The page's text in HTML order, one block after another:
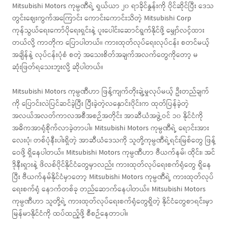
Mitsubishi Motors ကုမ္ပဏီရဲ့ ရှယ်ယာ ၂၀ ရာခိုင်နှုန်းကို ပိုင်ဆိုင်ပြီး ဒေသ
တွင်းဈေးကွက်အကြောင်း ကောင်းကောင်းသိတဲ့ Mitsubishi Corp
ကုန်သွယ်ရေးကော်ပိုရေးရှင်းနဲ့ ပူးပေါင်းဆောင်ရွက်နိုင်ဖို့ မျှော်လင့်ထား
တယ်လို့ ကာတိုက ပြောပါတယ်။ ကားထုတ်လုပ်ရေးလုပ်ငန်း စတင်မယ့်
အချိန်နဲ့ လုပ်ငန်းပုံစံ စတဲ့ အသေးစိတ်အချက်အလက်တွေကိုတော့ မ
ဆုံးဖြတ်ရသေးဘူးလို့ ဆိုပါတယ်။
Mitsubishi Motors ကုမ္ပဏီဟာ ဖြန့်ကျက်တိုးချဲ့မှုလုပ်မယ့် ဦးတည်ချက်
ကို ပြောင်းလဲပြင်ဆင်ခဲ့ပြီး ပြီးခဲ့တဲ့လနှောင်းပိုင်းက ထုတ်ပြန်ခဲ့တဲ့
အလယ်အလတ်ကာလအစီအစဉ်အတိုင်း အာဆီယံအဖွဲ့ဝင် ၁၀ နိုင်ငံကို
အဓိကအာရုံစိုက်လာခဲ့တာပါ။ Mitsubishi Motors ကုမ္ပဏီရဲ့ ရောင်းအား
လေးပုံ၊ တစ်ပုံနီးပါးရှိတဲ့ အာဆီယံဒေသကို သူတို့ကုမ္ပဏီရဲ့ရင်းမြစ်တွေ ဖြန့်
ဝေဖို့ ရှိနေပါတယ်။ Mitsubishi Motors ကုမ္ပဏီဟာ ဗီယက်နမ်၊ ထိုင်း၊ အင်
ဒိုနီးရှားနဲ့ ဖိလစ်ပိုင်နိုင်ငံတွေမှာလည်း ကားထုတ်လုပ်ရေးစက်ရုံတွေ ရှိနေ
ပြီး ဗီယက်နမ်နိုင်ငံမှာတော့ Mitsubishi Motors ကုမ္ပဏီရဲ့ ကားထုတ်လုပ်
ရေးစက်ရုံ နောက်တစ်ခု တည်ဆောက်နေပါတယ်။ Mitsubishi Motors
ကုမ္ပဏီဟာ သူတို့ရဲ့ ကားထုတ်လုပ်ရေးစက်ရုံတွေရှိတဲ့ နိုင်ငံတွေစာရင်းမှာ
မြန်မာနိုင်ငံကို ထပ်ထည့်ဖို့ စီစဉ်နေတာပါ။